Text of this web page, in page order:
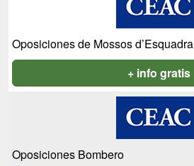
Oposiciones de Mossos d’Esquadra
+ info gratis
Oposiciones Bombero